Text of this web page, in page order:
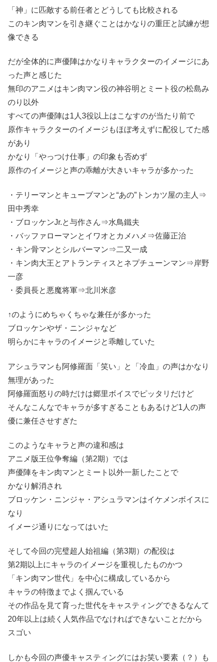
「神」に匹敵する前任者とどうしても比較される
このキン肉マンを引き継ぐことはかなりの重圧と試練が想
像できる
だが全体的に声優陣はかなりキャラクターのイメージにあ
った声と感じた
無印のアニメはキン肉マン役の神谷明とミート役の松島み
のり以外
すべての声優陣は1人3役以上はこなすのが当たり前で
原作キャラクターのイメージもほぼ考えずに配役してた感
があり
かなり「やっつけ仕事」の印象も否めず
原作のイメージと声の乖離が大きいキャラが多かった
・テリーマンとキューブマンと“あの”トンカツ屋の主人⇒
田中秀幸
・ブロッケンJr.と与作さん⇒水鳥鐵夫
・バッファローマンとイワオとカメハメ⇒佐藤正治
・キン骨マンとシルバーマン⇒二又一成
・キン肉大王とアトランティスとネプチューンマン⇒岸野
一彦
・委員長と悪魔将軍⇒北川米彦
↑のようにめちゃくちゃな兼任が多かった
ブロッケンやザ・ニンジャなど
明らかにキャラのイメージと乖離していた
アシュラマンも阿修羅面「笑い」と「冷血」の声はかなり
無理があった
阿修羅面怒りの時だけは郷里ボイスでピッタリだけど
そんなこんなでキャラが多すぎることもあるけど1人の声
優に兼任させすぎた
このようなキャラと声の違和感は
アニメ版王位争奪編（第2期）では
声優陣をキン肉マンとミート以外一新したことで
かなり解消され
ブロッケン・ニンジャ・アシュラマンはイケメンボイスに
なり
イメージ通りになってはいた
そして今回の完璧超人始祖編（第3期）の配役は
第2期以上にキャラのイメージを重視したものかつ
「キン肉マン世代」を中心に構成しているから
キャラの特徴までよく掴んでいる
その作品を見て育った世代をキャスティングできるなんて
20年以上は続く人気作品でなければできないことだから
スゴい
しかも今回の声優キャスティングにはお笑い要素（？）も